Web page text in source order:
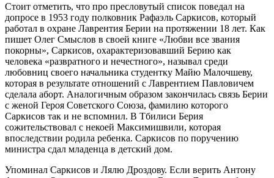
Стоит отметить, что про пресловутый список поведал на
допросе в 1953 году полковник Рафаэль Саркисов, который
работал в охране Лаврентия Берии на протяжении 18 лет. Как
пишет Олег Смыслов в своей книге «Любви все звания
покорны», Саркисов, охарактеризовавший Берию как
человека «развратного и нечестного», называл среди
любовниц своего начальника студентку Майю Малочшеву,
которая в результате отношений с Лаврентием Павловичем
сделала аборт. Аналогичным образом закончилась связь Берии
с женой Героя Советского Союза, фамилию которого
Саркисов так и не вспомнил. В Тбилиси Берия
сожительствовал с некоей Максимишвили, которая
впоследствии родила ребенка. Саркисов по поручению
министра сдал младенца в детский дом.
Упоминал Саркисов и Лялю Дроздову. Если верить Антону